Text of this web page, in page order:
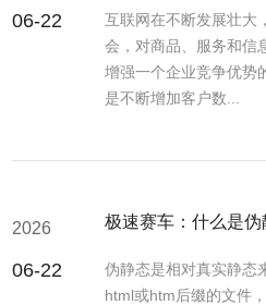
06-22
互联网在不断发展壮大
会，对商品、服务和信
增强一个企业竞争优势
是不断增加客户数...
2026
06-22
极速赛车：什么是
伪静态是相对真实静态
html或htm后缀的文件